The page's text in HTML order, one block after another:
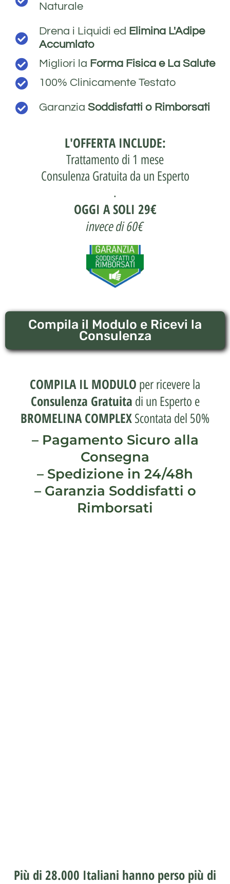
Naturale
Drena i Liquidi ed Elimina L'Adipe
Accumlato
Migliori la Forma Fisica e La Salute
100% Clinicamente Testato
GaranziaSoddisfatti o Rimborsati
L'OFFERTA INCLUDE:
Trattamento di 1 mese
Consulenza Gratuita da un Esperto
.
OGGI A SOLI 29€
invece di 60€
Compila il Modulo e Ricevi la
Consulenza
COMPILA IL MODULO per ricevere la
Consulenza Gratuita di un Esperto e
BROMELINA COMPLEX Scontata del 50%
– Pagamento Sicuro alla
Consegna
– Spedizione in 24/48h
– Garanzia Soddisfatti o
Rimborsati
Più di 28.000 Italiani hanno perso più di